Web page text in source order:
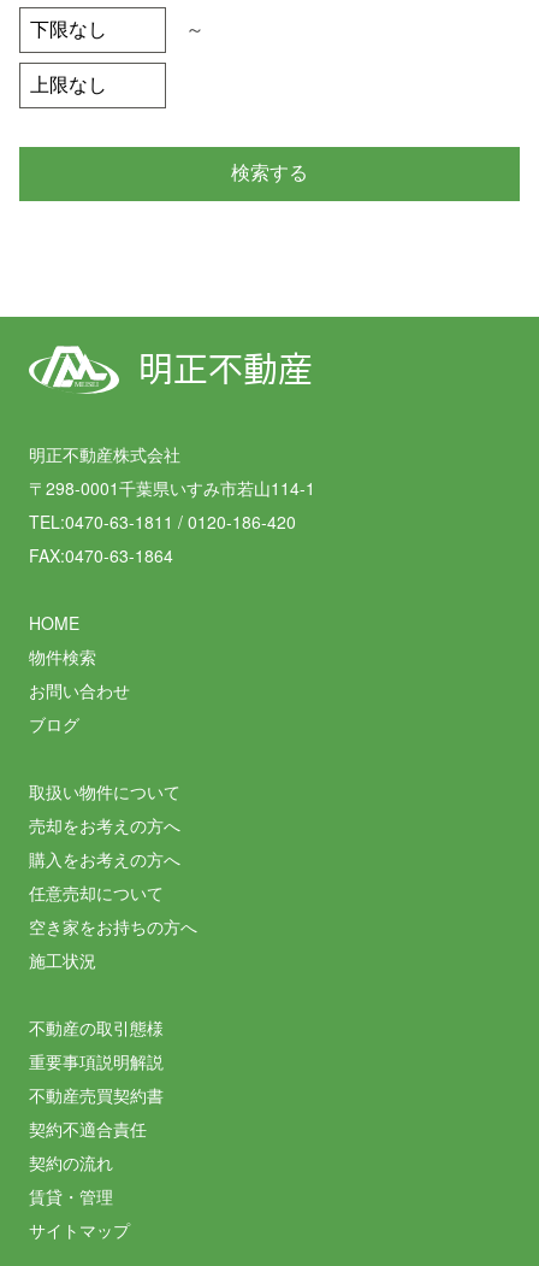
～
MEISEI 明正不動産
明正不動産株式会社
〒298-0001千葉県いすみ市若山114-1
TEL:0470-63-1811 / 0120-186-420
FAX:0470-63-1864
HOME
物件検索
お問い合わせ
ブログ
取扱い物件について
売却をお考えの方へ
購入をお考えの方へ
任意売却について
空き家をお持ちの方へ
施工状況
不動産の取引態様
重要事項説明解説
不動産売買契約書
契約不適合責任
契約の流れ
賃貸・管理
サイトマップ